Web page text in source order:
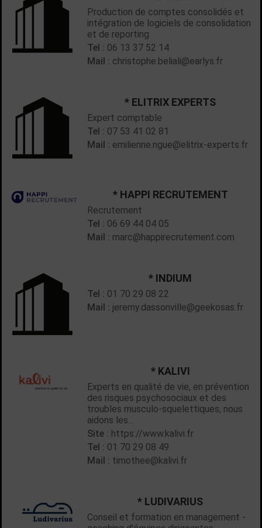
Production de comptes consolidés et
intégration de logiciels de consolidation
et de reporting
Tel : 06 13 37 52 14
Mail : christophe.beliali@earlys.fr
* ELITRIX EXPERTS
Expert comptable
Tel : 07 53 41 02 81
Mail : emilienne.ngue@elitrix-experts.fr
* HAPPI RECRUTEMENT
Recrutement
Tel : 06 69 44 04 05
Mail : marc@happirecrutement.com
* INDIUM
Tel : 01 70 29 08 22
Mail : jeremy.dassonville@geekosas.fr
* KALIVI
Experts en qualité de vie, en prévention
des risques psychosociaux et des
troubles musculo-squelettiques, nous
aidons les…
Site : https://www.kalivi.fr
Tel : 01 70 29 08 49
Mail : timothee@kalivi.fr
* LUDIVARIUS
Conseil et formation en management -